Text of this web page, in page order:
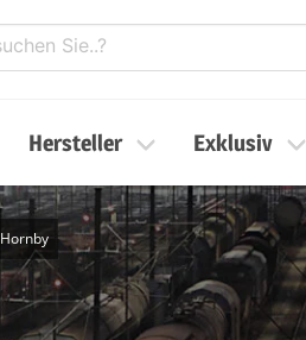
Hersteller Exklusiv
Hornby